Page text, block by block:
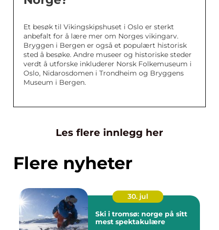
Et besøk til Vikingskipshuset i Oslo er sterkt
anbefalt for å lære mer om Norges vikingarv.
Bryggen i Bergen er også et populært historisk
sted å besøke. Andre museer og historiske steder
verdt å utforske inkluderer Norsk Folkemuseum i
Oslo, Nidarosdomen i Trondheim og Bryggens
Museum i Bergen.
Les flere innlegg her
Flere nyheter
30. jul
Ski i tromsø: norge på sitt
mest spektakulære